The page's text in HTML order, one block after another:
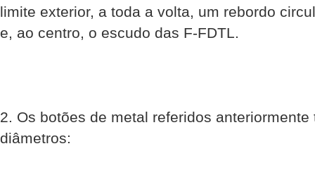
limite exterior, a toda a volta, um rebordo
e, ao centro, o escudo das F-FDTL.
2. Os botões de metal referidos
diâmetros: